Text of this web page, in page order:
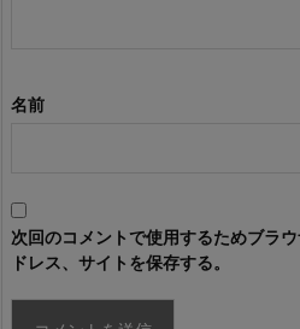
名前
次回のコメントで使用するためブラ
ドレス、サイトを保存する。